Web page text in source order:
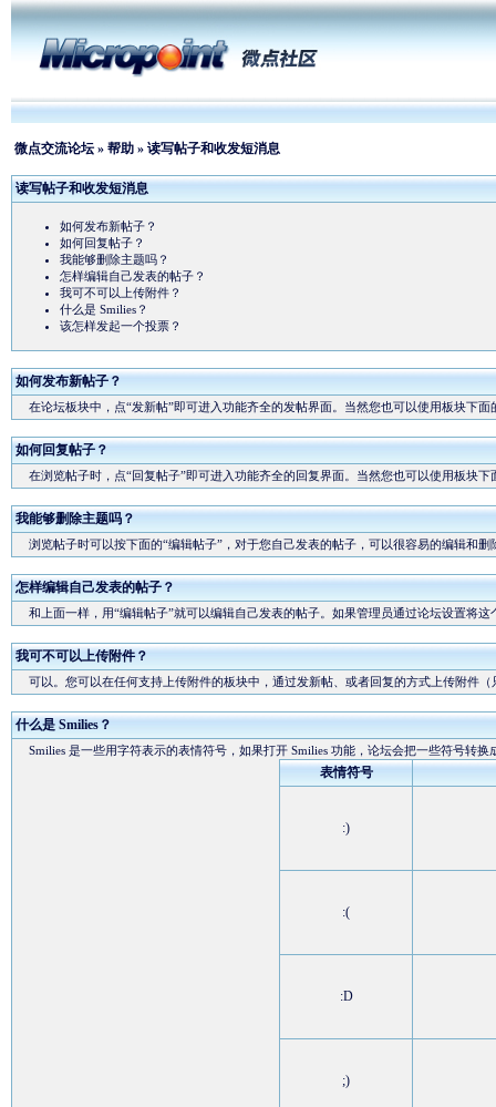
微点交流论坛 » 帮助 » 读写帖子和收发短消息
读写帖子和收发短消息
如何发布新帖子？
如何回复帖子？
我能够删除主题吗？
怎样编辑自己发表的帖子？
我可不可以上传附件？
什么是 Smilies？
该怎样发起一个投票？
如何发布新帖子？
在论坛板块中，点“发新帖”即可进入功能齐全的发帖界面。当然您也可以使用板块下
如何回复帖子？
在浏览帖子时，点“回复帖子”即可进入功能齐全的回复界面。当然您也可以使用板块
我能够删除主题吗？
浏览帖子时可以按下面的“编辑帖子”，对于您自己发表的帖子，可以很容易的编辑和
怎样编辑自己发表的帖子？
和上面一样，用“编辑帖子”就可以编辑自己发表的帖子。如果管理员通过论坛设置将这
我可不可以上传附件？
可以。您可以在任何支持上传附件的板块中，通过发新帖、或者回复的方式上传附件
什么是 Smilies？
Smilies 是一些用字符表示的表情符号，如果打开 Smilies 功能，论坛会把一些符号转
表情符号
:)
:(
:D
;)